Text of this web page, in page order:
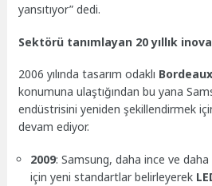
yansıtıyor” dedi.
Sektörü tanımlayan 20 yıllık
2006 yılında tasarım odaklı
konumuna ulaştığından bu yana
endüstrisini yeniden şekillendirmek
devam ediyor.
2009: Samsung, daha ince ve
için yeni standartlar belirleyerek